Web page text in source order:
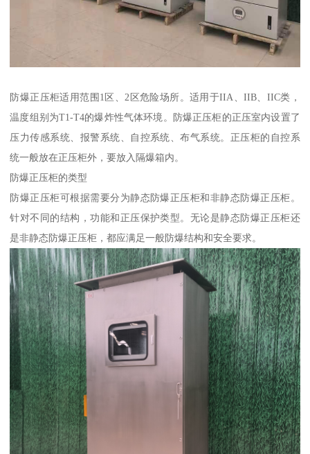
防爆正压柜适用范围1区、2区危险场所。适用于IIA、IIB、IIC类，
温度组别为T1-T4的爆炸性气体环境。防爆正压柜的正压室内设置了
压力传感系统、报警系统、自控系统、布气系统。正压柜的自控系
统一般放在正压柜外，要放入隔爆箱内。
防爆正压柜的类型
防爆正压柜可根据需要分为静态防爆正压柜和非静态防爆正压柜。
针对不同的结构，功能和正压保护类型。无论是静态防爆正压柜还
是非静态防爆正压柜，都应满足一般防爆结构和安全要求。